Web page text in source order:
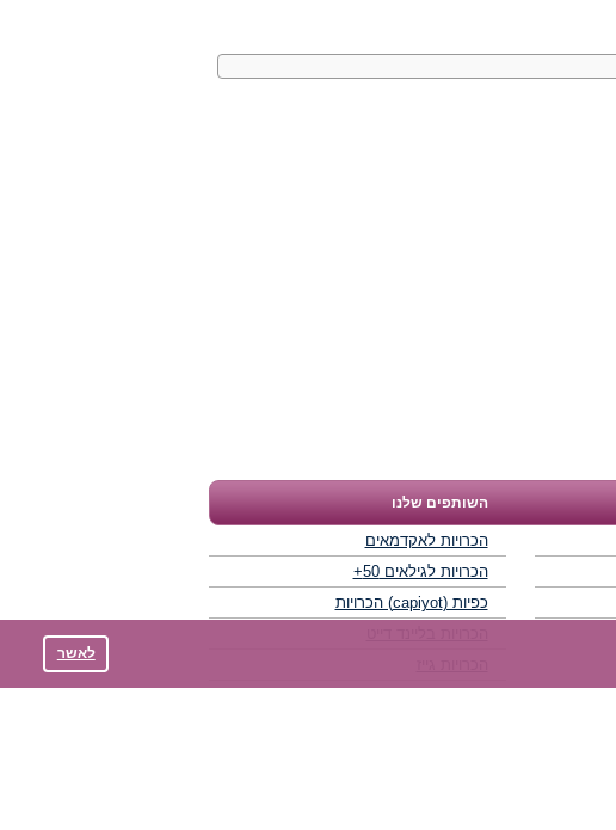
השותפים שלנו
הכרויות לאקדמאים
הכרויות לגילאים 50+
כפיות (capiyot) הכרויות
לאשר